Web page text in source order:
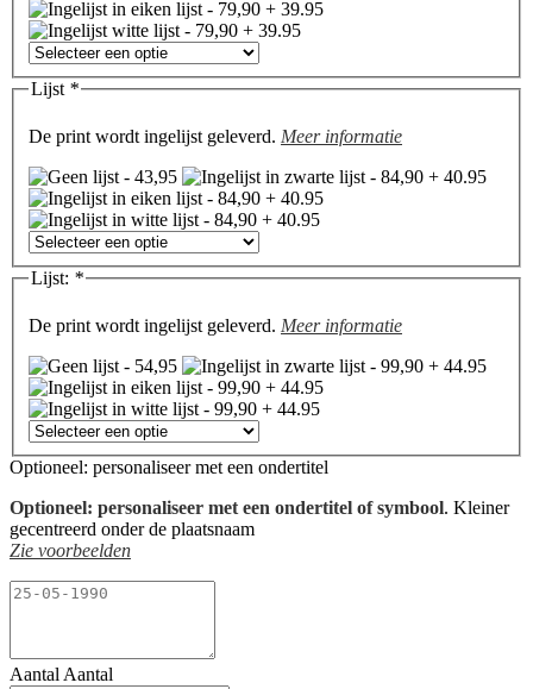
Lijst *
De print wordt ingelijst geleverd. Meer informatie
Lijst: *
De print wordt ingelijst geleverd. Meer informatie
Optioneel: personaliseer met een ondertitel
Optioneel: personaliseer met een ondertitel of symbool. Kleiner
gecentreerd onder de plaatsnaam
Zie voorbeelden
Aantal Aantal